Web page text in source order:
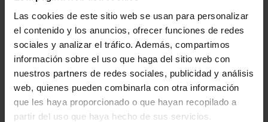
Las cookies de este sitio web se usan para personalizar
el contenido y los anuncios, ofrecer funciones de redes
sociales y analizar el tráfico. Además, compartimos
información sobre el uso que haga del sitio web con
nuestros partners de redes sociales, publicidad y análisis
web, quienes pueden combinarla con otra información
que les haya proporcionado o que hayan recopilado a
partir del uso que haya hecho de sus servicios.
ORDENAR POR:
REFINAR